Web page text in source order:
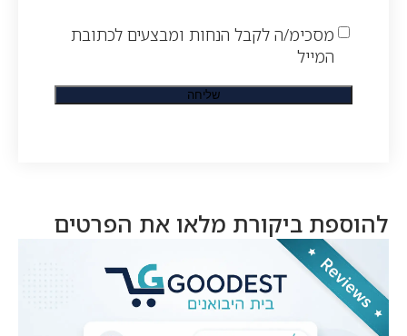
מסכימ/ה לקבל הנחות ומבצעים לכתובת
המייל
להוספת ביקורת מלאו את הפרטים